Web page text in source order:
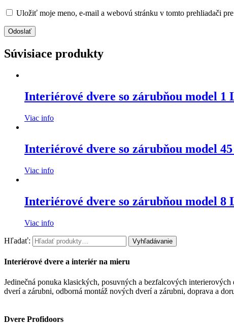
Uložiť moje meno, e-mail a webovú stránku v tomto prehliadači
Súvisiace produkty
Interiérové dvere so zárubňou model 1
Viac info
Interiérové dvere so zárubňou model
Viac info
Interiérové dvere so zárubňou model 8
Viac info
Hľadať: Vyhľadávanie
Interiérové dvere a interiér na mieru
Jedinečná ponuka klasických, posuvných a bezfalcových
dverí a zárubni, odborná montáž nových dverí a zárubni, doprava a
Dvere Profidoors